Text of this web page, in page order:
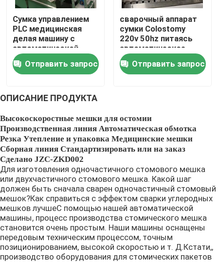
Машины упаковки медицинской службы
Медицинское оборудование делая машину
Медицинская сумка делая машину
Продукция мембраны
Машина производства сумки мочи
Пластиковая клеть делая машину
Машина производства Cannula
Технологическое оборудование мембраны
IV машина собрания Cannula
Сумка управлением
PLC медицинская
делая машину с
автоматической
нагружая разгружая
функцией
Отправить запрос
сварочный аппарат
сумки Colostomy
220v 50hz питаясь
автоматическое
технологическое
оборудование сумки
Ostomy
Отправить запрос
ОПИСАНИЕ ПРОДУКТА
Высокоскоростные мешки для остомии
Производственная линия Автоматическая обмотка
Резка Утепление и упаковка Медицинские мешки
Сборная линия Стандартизировать или на заказ
Сделано JZC-ZKD002
Для изготовления одночастичного стомового мешка
или двухчастичного стомового мешка. Какой шаг
должен быть сначала сварен одночастичный стомовый
мешок?Как справиться с эффектом сварки углеродных
мешков лучшеС помощью нашей автоматической
машины, процесс производства стомического мешка
становится очень простым. Наши машины оснащены
передовым техническим процессом, точным
позиционированием, высокой скоростью и т. Д.Кстати,,
производство оборудования для стомических пакетов